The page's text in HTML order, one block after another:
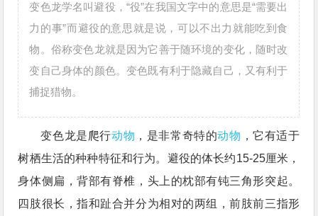
变色龙学名叫避役，“役”在我国文字中的意思是“需要出
力的事”而避役的意思就是说，可以不出力就能吃到食
物。俗称变色龙就是因为它善于随环境的变化，随时改
变自己身体的颜色。变色既有利于隐藏自己，又有利于
捕捉猎物。
变色龙是爬行动物 ，是非常奇特的动物 ，它有适于
树栖生活的种种特征和行为。避役的体长约15-25厘米，
身体侧扁，背部有脊椎，头上的枕部有钝三角形突起。
四肢很长，指和趾合并分为相对的两组，前肢前三指形